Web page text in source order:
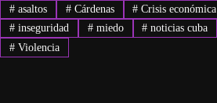
#asaltos #Cárdenas # Crisis económica
#inseguridad #miedo # noticias cuba
#Violencia